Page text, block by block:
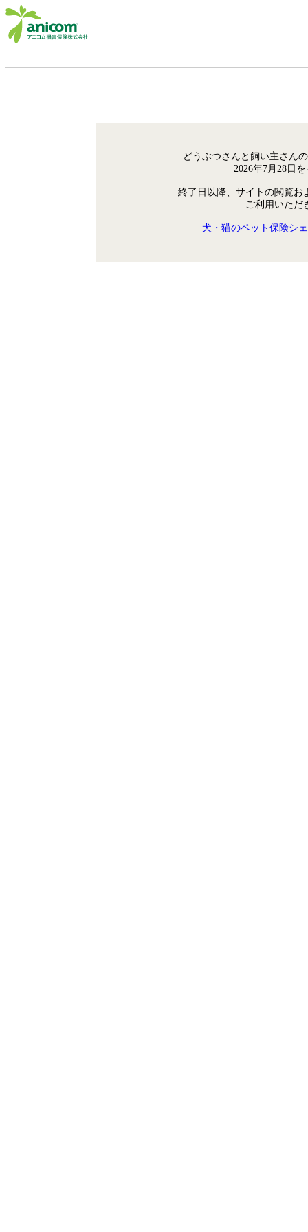
どうぶつさんと飼い主さん
2026年7月28日
終了日以降、サイトの閲覧お
ご利用いただ
犬・猫のペット保険シ